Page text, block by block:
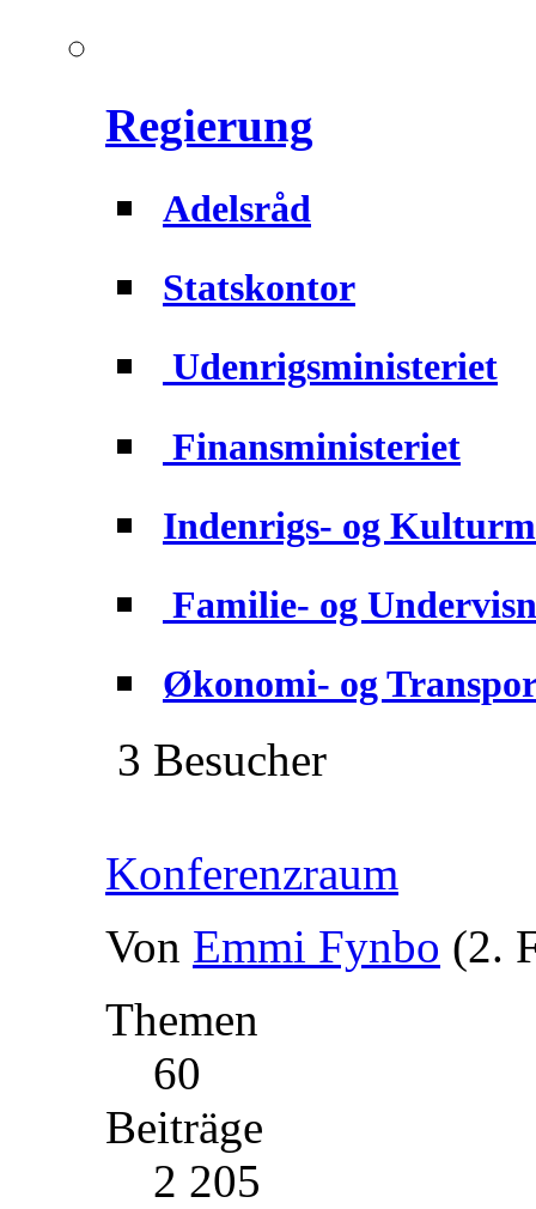
Regierung
Adelsråd
Statskontor
Udenrigsministeriet
Finansministeriet
Indenrigs- og
Familie- og
Økonomi- og
3 Besucher
Konferenzraum
Von Emmi Fynbo (2.
Themen
60
Beiträge
2 205